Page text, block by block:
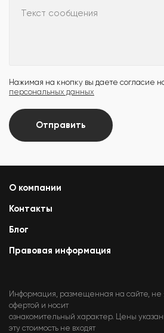
Текст сообщения
Нажимая на кнопку вы даете согласие
персональных данных
Отправить
О компании
Контакты
Блог
Правовая информация
Информация, размещенная на сайте, не
офертой и носит
ознакомительный характер. Цены
эту стоимость не входят